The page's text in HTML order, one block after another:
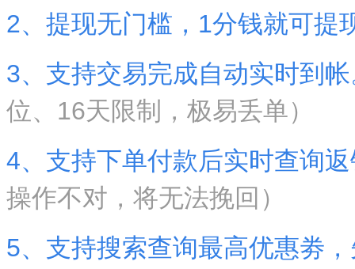
2、提现无门槛，1分钱就可提
3、支持交易完成自动实时到
位、16天限制，极易丢单）
4、支持下单付款后实时查询
操作不对，将无法挽回）
5、支持搜索查询最高优惠劵